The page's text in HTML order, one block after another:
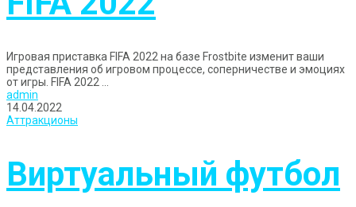
Игровая приставка FIFA 2022 на базе Frostbite изменит ваши
представления об игровом процессе, соперничестве и эмоциях
от игры. FIFA 2022 ...
admin
14.04.2022
Аттракционы
Виртуальный футбол